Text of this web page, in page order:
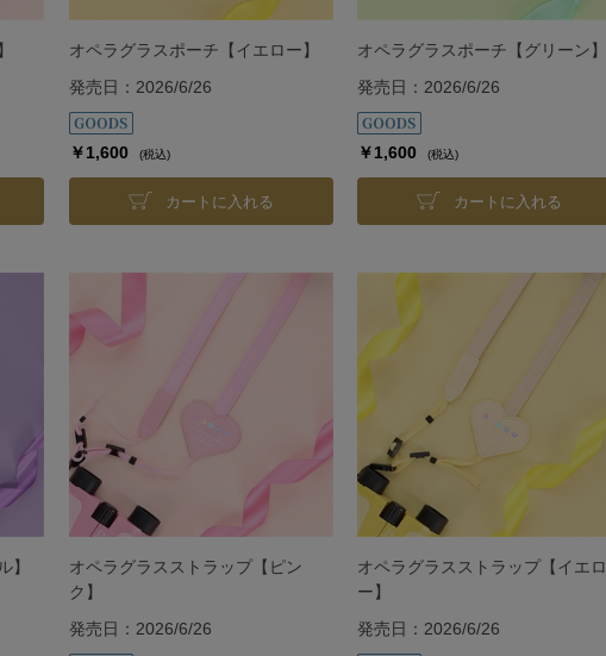
オペラグラスポーチ【イエロー】
発売日：2026/6/26
￥1,600 (税込)
カートに入れる
オペラグラスポーチ【グリーン】
発売日：2026/6/26
￥1,600 (税込)
カートに入れる
】
オペラグラスストラップ【ピン
ク】
発売日：2026/6/26
オペラグラスストラップ【イエロ
ー】
発売日：2026/6/26